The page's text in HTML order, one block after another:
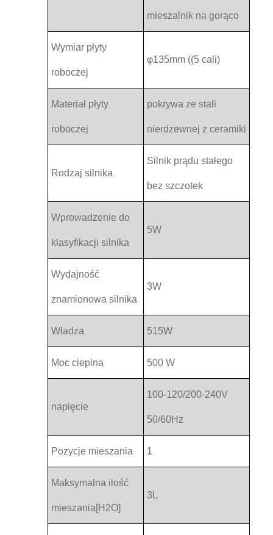
mieszalnik na gorąco
Wymiar płyty
roboczej
φ135mm ((5 cali)
Materiał płyty
roboczej
pokrywa ze stali
nierdzewnej z ceramiki
Rodzaj silnika
Silnik prądu stałego
bez szczotek
Wprowadzenie do
klasyfikacji silnika
5W
Wydajność
znamionowa silnika
3W
Władza 515W
Moc cieplna 500 W
napięcie
100-120/200-240V
50/60Hz
Pozycje mieszania 1
Maksymalna ilość
mieszania[H2O]
3L